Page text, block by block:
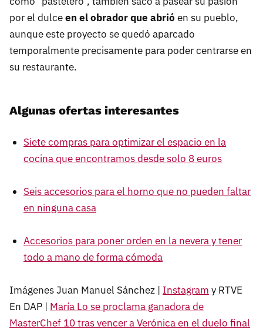
por el dulceen el obrador que abrió en su pueblo,
aunque este proyecto se quedó aparcado
temporalmente precisamente para poder centrarse en
su restaurante.
Algunas ofertas interesantes
Siete compras para optimizar el espacio en la
cocina que encontramos desde solo 8 euros
Seis accesorios para el horno que no pueden faltar
en ninguna casa
Accesorios para poner orden en la nevera y tener
todo a mano de forma cómoda
Imágenes Juan Manuel Sánchez | Instagram y RTVE
En DAP | María Lo se proclama ganadora de
MasterChef 10 tras vencer a Verónica en el duelo final